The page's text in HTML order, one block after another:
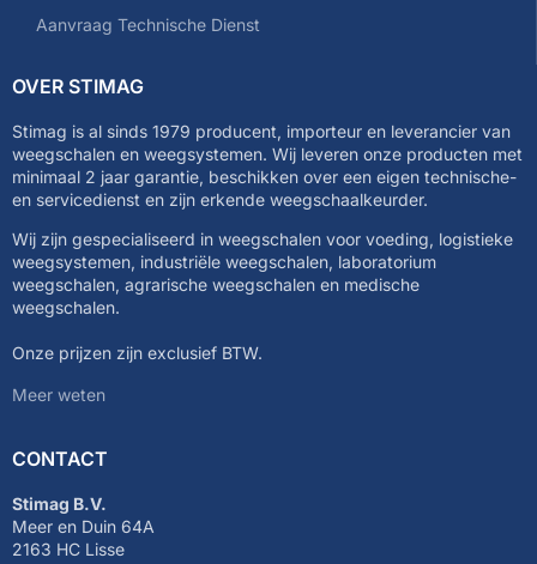
Aanvraag Technische Dienst
OVER STIMAG
Stimag is al sinds 1979 producent, importeur en leverancier van
weegschalen en weegsystemen. Wij leveren onze producten met
minimaal 2 jaar garantie, beschikken over een eigen technische-
en servicedienst en zijn erkende weegschaalkeurder.
Wij zijn gespecialiseerd in weegschalen voor voeding, logistieke
weegsystemen, industriële weegschalen, laboratorium
weegschalen, agrarische weegschalen en medische
weegschalen.
Onze prijzen zijn exclusief BTW.
Meer weten
CONTACT
Stimag B.V.
Meer en Duin 64A
2163 HC Lisse